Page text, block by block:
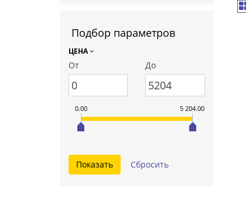
Подбор параметров
ЦЕНА
От До
0.00 5 204.00